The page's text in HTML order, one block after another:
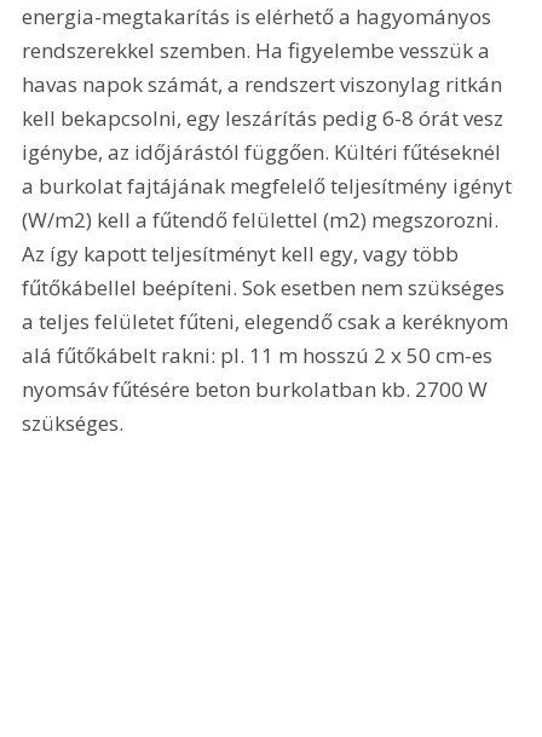
energia-megtakarítás is elérhető a hagyományos
rendszerekkel szemben. Ha figyelembe vesszük a
havas napok számát, a rendszert viszonylag ritkán
kell bekapcsolni, egy leszárítás pedig 6-8 órát vesz
igénybe, az időjárástól függően. Kültéri fűtéseknél
a burkolat fajtájának megfelelő teljesítmény igényt
(W/m2) kell a fűtendő felülettel (m2) megszorozni.
Az így kapott teljesítményt kell egy, vagy több
fűtőkábellel beépíteni. Sok esetben nem szükséges
a teljes felületet fűteni, elegendő csak a keréknyom
alá fűtőkábelt rakni: pl. 11 m hosszú 2 x 50 cm-es
nyomsáv fűtésére beton burkolatban kb. 2700 W
szükséges.